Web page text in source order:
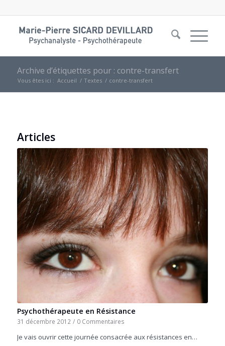
Archive d’étiquettes pour : contre-transfert
Vous êtes ici : Accueil / Textes / contre-transfert
Articles
Psychothérapeute en Résistance
31 décembre 2012 / 0 Commentaires
Je vais ouvrir cette journée consacrée aux résistances en…